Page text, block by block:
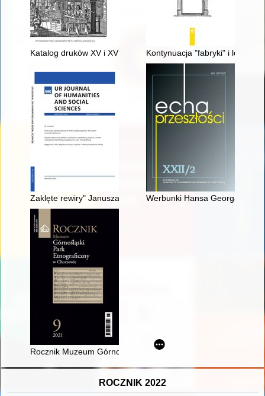
Katalog druków XV i XVI wieku w zbiorach Biblioteki
Kontynuacja "fabryki" i losy
Zaklęte rewiry" Janusza Majewskiego z 1975 r. według
Werbunki Hansa Georga von
Rocznik Muzeum Górnośląski Park Etnograficzny w
ROCZNIK 2022